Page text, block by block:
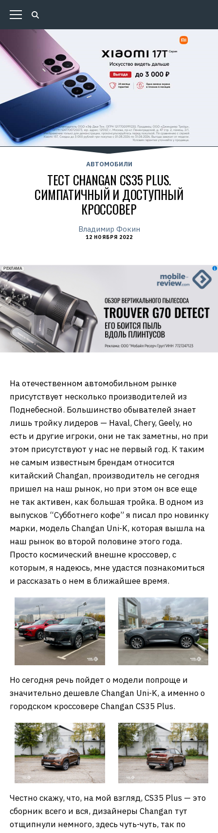
АВТОМОБИЛИ
ТЕСТ CHANGAN CS35 PLUS.
СИМПАТИЧНЫЙ И ДОСТУПНЫЙ
КРОССОВЕР
Владимир Фокин
12 НОЯБРЯ 2022
erid: 2VfnxxmNzs5
РЕКЛАМА
На отечественном автомобильном рынке
присутствует несколько производителей из
Поднебесной. Большинство обывателей знает
лишь тройку лидеров — Haval, Chery, Geely, но
есть и другие игроки, они не так заметны, но при
этом присутствуют у нас не первый год. К таким
не самым известным брендам относится
китайский Changan, производитель не сегодня
пришел на наш рынок, но при этом он все еще
не так активен, как большая тройка. В одном из
выпусков “Субботнего кофе” я писал про новинку
марки, модель Changan Uni-K, которая вышла на
наш рынок во второй половине этого года.
Просто космический внешне кроссовер, с
которым, я надеюсь, мне удастся познакомиться
и рассказать о нем в ближайшее время.
Но сегодня речь пойдет о модели попроще и
значительно дешевле Changan Uni-K, а именно о
городском кроссовере Changan CS35 Plus.
Честно скажу, что, на мой взгляд, CS35 Plus — это
сборник всего и вся, дизайнеры Changan тут
отщипнули немного, здесь чуть-чуть, так по